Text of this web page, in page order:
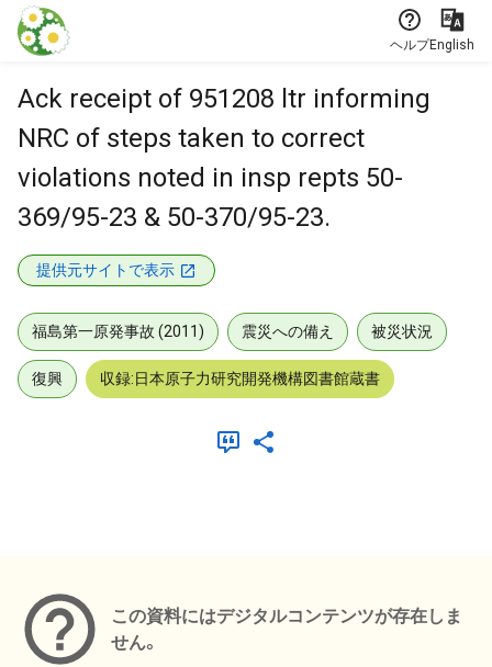
本文に飛ぶ
ヘルプEnglish
Ack receipt of 951208 ltr informing
NRC of steps taken to correct
violations noted in insp repts 50-
369/95-23 & 50-370/95-23.
提供元サイトで表示
福島第一原発事故 (2011) 震災への備え 被災状況
復興 収録:日本原子力研究開発機構図書館蔵書
この資料にはデジタルコンテンツが存在しま
せん。